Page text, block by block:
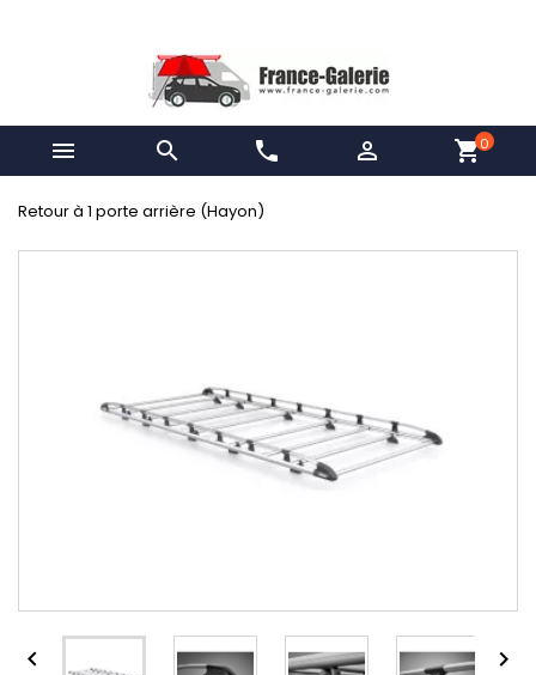
  phone  shopping_cart0
Retour à 1 porte arrière (Hayon)
 